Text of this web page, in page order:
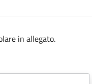
in allegato.